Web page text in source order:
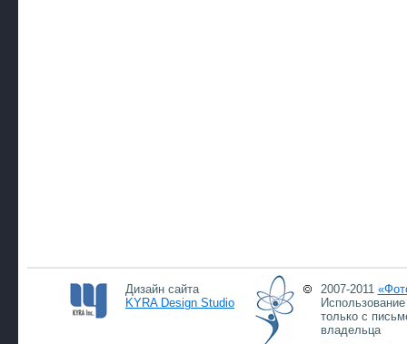
Дизайн сайта
KYRA Design Studio
2007-2011
только с
владельца